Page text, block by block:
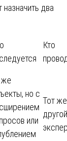
два
Кто
же
но с
или
Тот
другой